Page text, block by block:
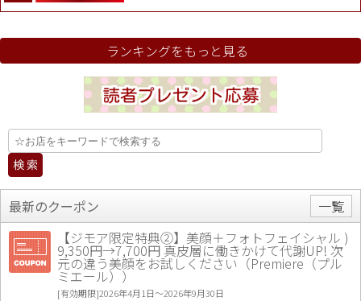
ランキングをもっと見る
最新のクーポン
一覧
【ジモア限定特典②】美顔＋フォトフェイシャル )
9,350円→7,700円 真皮層に働きかけて代謝UP! 次
元の違う美顔をお試しください（Premiere（プル
ミエール））
[有効期限]2026年4月1日〜2026年9月30日